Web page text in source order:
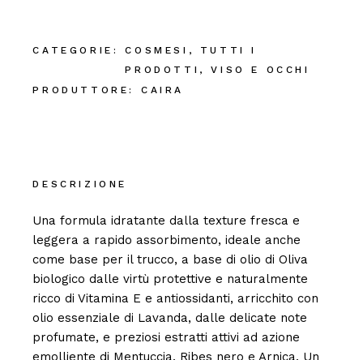
CATEGORIE: COSMESI , TUTTI I
PRODOTTI ,VISO E OCCHI
PRODUTTORE:
CAIRA
DESCRIZIONE
Una formula idratante dalla texture fresca e
leggera a rapido assorbimento, ideale anche
come base per il trucco, a base di olio di Oliva
biologico dalle virtù protettive e naturalmente
ricco di Vitamina E e antiossidanti, arricchito con
olio essenziale di Lavanda, dalle delicate note
profumate, e preziosi estratti attivi ad azione
emolliente di Mentuccia, Ribes nero e Arnica. Un